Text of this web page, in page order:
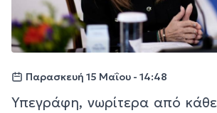
Παρασκευή 15 Μαΐου - 14:48
Υπεγράφη, νωρίτερα από